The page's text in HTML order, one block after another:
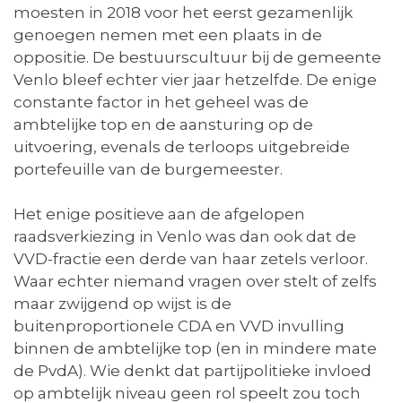
moesten in 2018 voor het eerst gezamenlijk
genoegen nemen met een plaats in de
oppositie. De bestuurscultuur bij de gemeente
Venlo bleef echter vier jaar hetzelfde. De enige
constante factor in het geheel was de
ambtelijke top en de aansturing op de
uitvoering, evenals de terloops uitgebreide
portefeuille van de burgemeester.
Het enige positieve aan de afgelopen
raadsverkiezing in Venlo was dan ook dat de
VVD-fractie een derde van haar zetels verloor.
Waar echter niemand vragen over stelt of zelfs
maar zwijgend op wijst is de
buitenproportionele CDA en VVD invulling
binnen de ambtelijke top (en in mindere mate
de PvdA). Wie denkt dat partijpolitieke invloed
op ambtelijk niveau geen rol speelt zou toch